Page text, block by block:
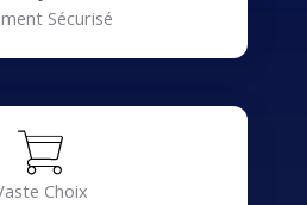
Sécurisé
Choix